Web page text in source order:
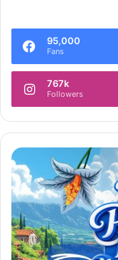
95,000
Fans
767k
Followers